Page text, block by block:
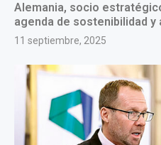
Alemania, socio
agenda de sostenibilidad
11 septiembre, 2025